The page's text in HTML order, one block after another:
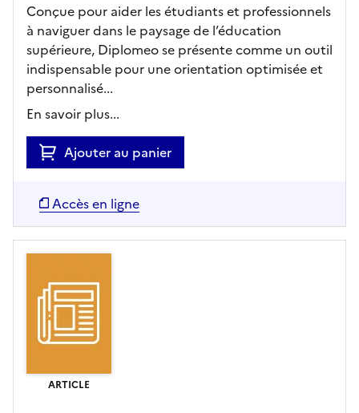
Conçue pour aider les étudiants et professionnels
à naviguer dans le paysage de l’éducation
supérieure, Diplomeo se présente comme un outil
indispensable pour une orientation optimisée et
personnalisé...
En savoir plus...
Ajouter au panier
Accès en ligne
ARTICLE